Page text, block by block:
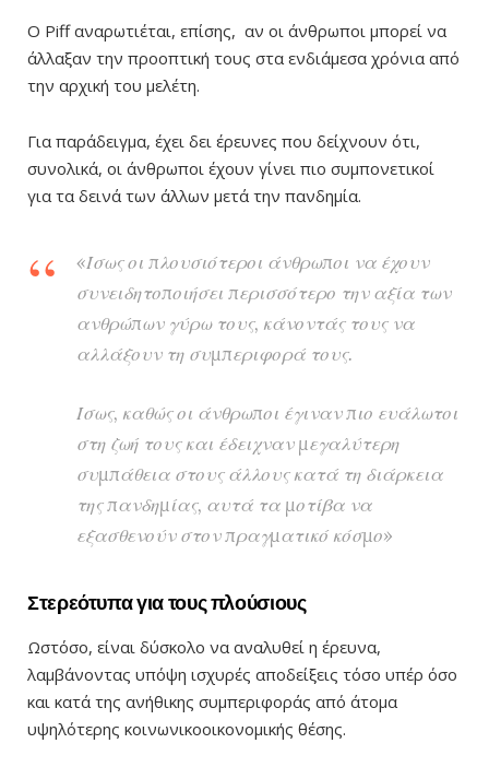
Ο Piff αναρωτιέται, επίσης, αν οι άνθρωποι μπορεί να
άλλαξαν την προοπτική τους στα ενδιάμεσα χρόνια από
την αρχική του μελέτη.
Για παράδειγμα, έχει δει έρευνες που δείχνουν ότι,
συνολικά, οι άνθρωποι έχουν γίνει πιο συμπονετικοί
για τα δεινά των άλλων μετά την πανδημία.
«Ίσως οι πλουσιότεροι άνθρωποι να έχουν
συνειδητοποιήσει περισσότερο την αξία των
ανθρώπων γύρω τους, κάνοντάς τους να
αλλάξουν τη συμπεριφορά τους.
Ίσως, καθώς οι άνθρωποι έγιναν πιο ευάλωτοι
στη ζωή τους και έδειχναν μεγαλύτερη
συμπάθεια στους άλλους κατά τη διάρκεια
της πανδημίας, αυτά τα μοτίβα να
εξασθενούν στον πραγματικό κόσμο»
Στερεότυπα για τους πλούσιους
Ωστόσο, είναι δύσκολο να αναλυθεί η έρευνα,
λαμβάνοντας υπόψη ισχυρές αποδείξεις τόσο υπέρ όσο
και κατά της ανήθικης συμπεριφοράς από άτομα
υψηλότερης κοινωνικοοικονομικής θέσης.